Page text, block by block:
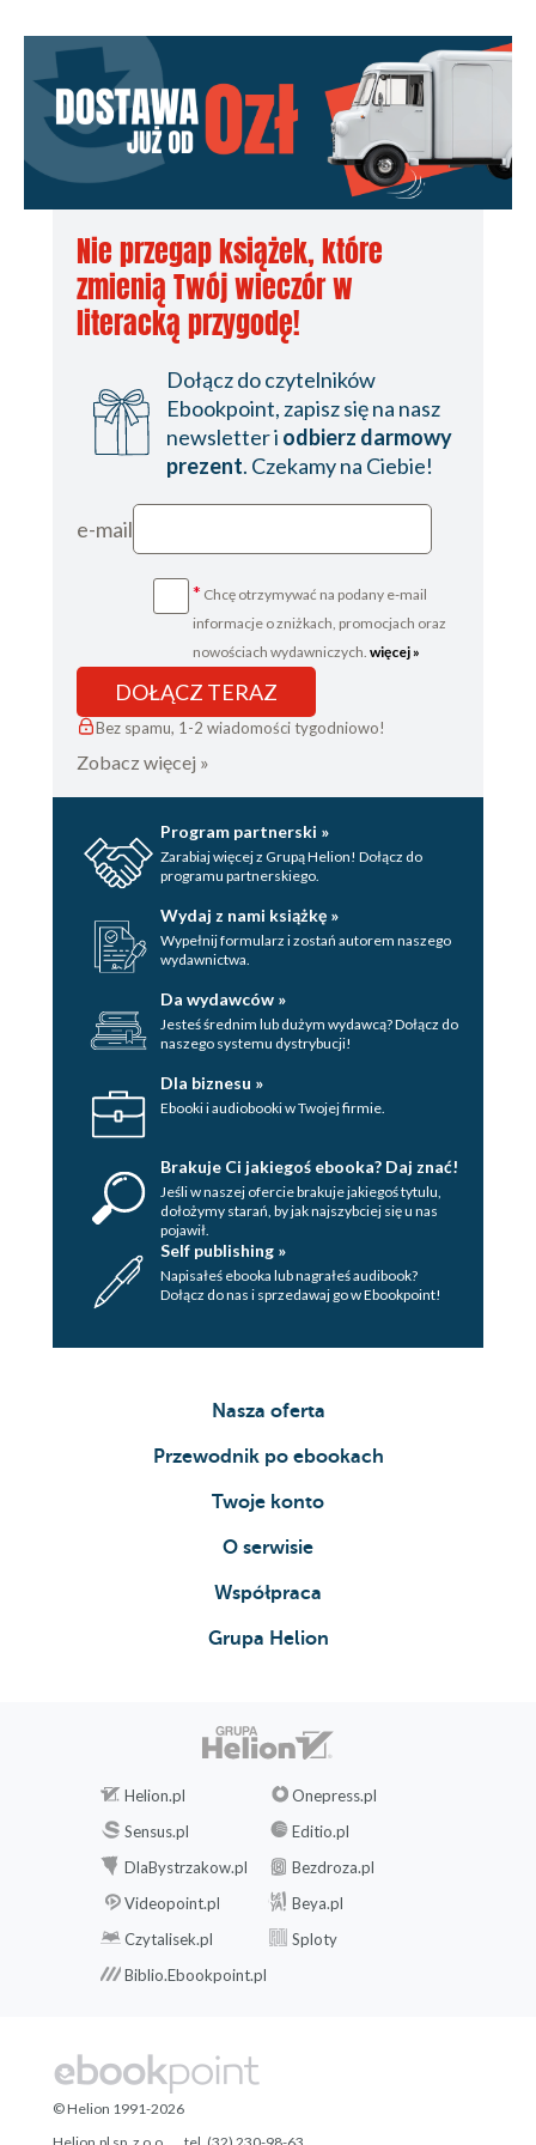
Nie przegap książek, które
zmienią Twój wieczór w
literacką przygodę!
Dołącz do czytelników
Ebookpoint, zapisz się na nasz
newsletter i odbierz darmowy
prezent. Czekamy na Ciebie!
e-mail
* Chcę otrzymywać na podany e-mail
informacje o zniżkach, promocjach oraz
nowościach wydawniczych. więcej »
DOŁĄCZ TERAZ
Bez spamu, 1-2 wiadomości tygodniowo!
Zobacz więcej »
Program partnerski »
Zarabiaj więcej z Grupą Helion! Dołącz do
programu partnerskiego.
Wydaj z nami książkę »
Wypełnij formularz i zostań autorem naszego
wydawnictwa.
Da wydawców »
Jesteś średnim lub dużym wydawcą? Dołącz do
naszego systemu dystrybucji!
Dla biznesu »
Ebooki i audiobooki w Twojej firmie.
Brakuje Ci jakiegoś ebooka? Daj znać!
Jeśli w naszej ofercie brakuje jakiegoś tytulu,
dołożymy starań, by jak najszybciej się u nas
pojawił.
Self publishing »
Napisałeś ebooka lub nagrałeś audibook?
Dołącz do nas i sprzedawaj go w Ebookpoint!
Nasza oferta
Przewodnik po ebookach
Twoje konto
O serwisie
Współpraca
Grupa Helion
Helion.pl
Onepress.pl
Sensus.pl
Editio.pl
DlaBystrzakow.pl
Bezdroza.pl
Videopoint.pl
Beya.pl
Czytalisek.pl
Sploty
Biblio.Ebookpoint.pl
© Helion 1991-2026